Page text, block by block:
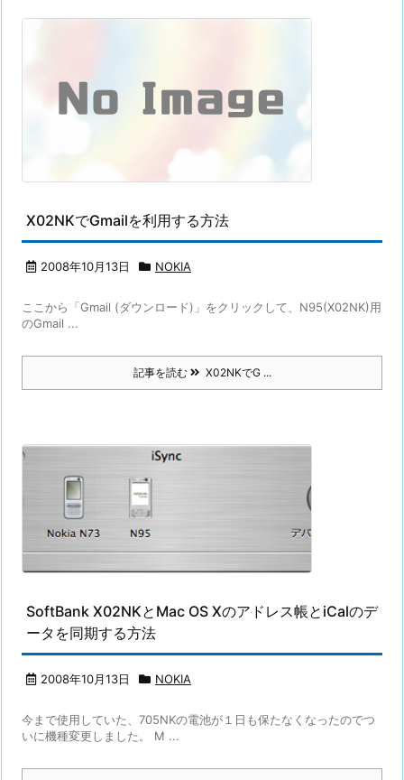
X02NKでGmailを利用する方法
2008年10月13日 NOKIA
ここから「Gmail (ダウンロード)」をクリックして、N95(X02NK)用
のGmail ...
記事を読む X02NKでG ...
SoftBank X02NKとMac OS Xのアドレス帳とiCalのデ
ータを同期する方法
2008年10月13日 NOKIA
今まで使用していた、705NKの電池が１日も保たなくなったのでつ
いに機種変更しました。 M ...